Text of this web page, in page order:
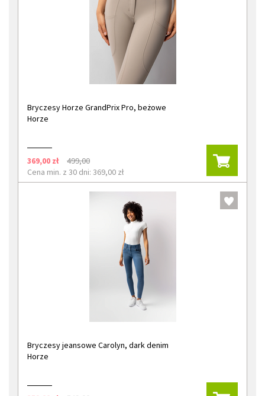
Bryczesy Horze GrandPrix Pro, beżowe
Horze
369,00 zł
499,00
Cena min. z 30 dni: 369,00 zł
Bryczesy jeansowe Carolyn, dark denim
Horze